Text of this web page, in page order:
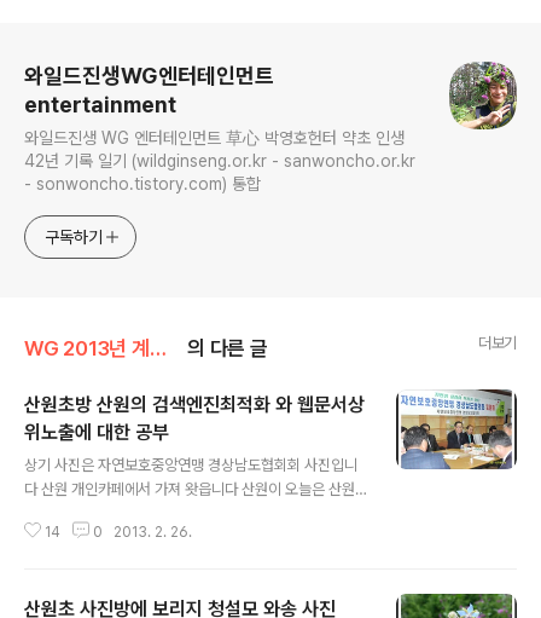
와일드진생WG엔터테인먼트
entertainment
와일드진생 WG 엔터테인먼트 草心 박영호헌터 약초 인생
42년 기록 일기 (wildginseng.or.kr - sanwoncho.or.kr
- sonwoncho.tistory.com) 통합
구독하기
WG 2013년 계사년 기록 의 다른 글 더보기
산원초방 산원의 검색엔진최적화 와 웹문서상
위노출에 대한 공부
상기 사진은 자연보호중앙연맹 경상남도협회회 사진입니
다 산원 개인카페에서 가져 왓읍니다 산원이 오늘은 산원
니지만 본인이 처음 컴퓨터 배운것은 몇해전인지는 모르지
아이큐 1000 을 아신다면 저 또래가 아닐까 생각 됩니다
14 0 2013. 2. 26.
산원초 사진방에 보리지 청설모 와송 사진